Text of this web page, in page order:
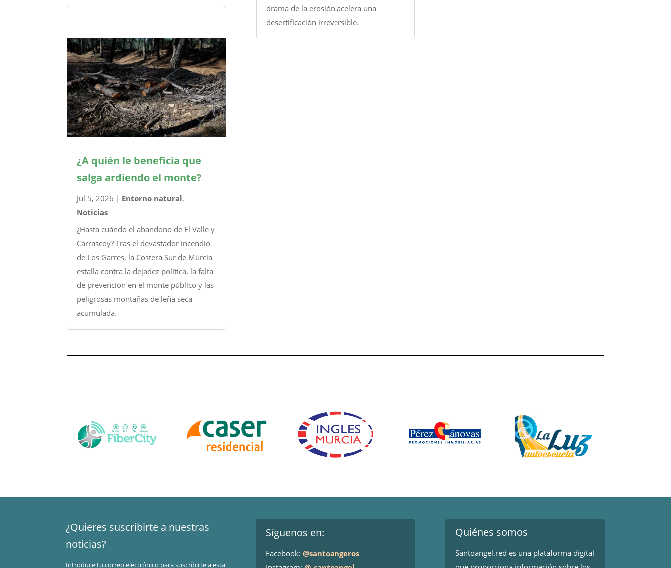
¿A quién le beneficia que
salga ardiendo el monte?
Jul 5, 2026 | Entorno natural,
Noticias
¿Hasta cuándo el abandono de El Valle y
Carrascoy? Tras el devastador incendio
de Los Garres, la Costera Sur de Murcia
estalla contra la dejadez política, la falta
de prevención en el monte público y las
peligrosas montañas de leña seca
acumulada.
drama de la erosión acelera una
desertificación irreversible.
¿Quieres suscribirte a nuestras
noticias?
Introduce tu correo electrónico para suscribirte a esta
Síguenos en:
Facebook: @santoangeros
Quiénes somos
Santoangel.red es una plataforma digital